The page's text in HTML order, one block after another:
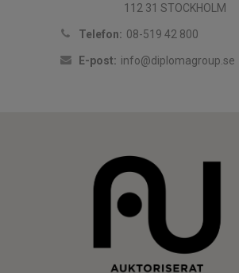
112 31 STOCKHOLM
Telefon: 08-519 42 800
E-post: info@diplomagroup.se